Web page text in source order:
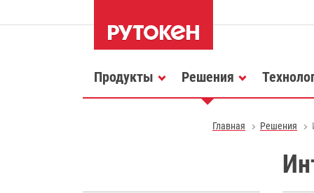
Продукты Решения
Главная Решения